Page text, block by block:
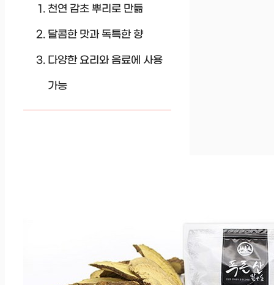
천연 감초 뿌리로 만듦
달콤한 맛과 독특한 향
다양한 요리와 음료에 사용
가능